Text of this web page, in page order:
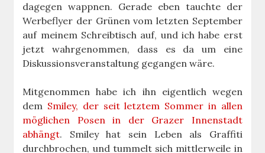
dagegen wappnen. Gerade eben tauchte der
Werbeflyer der Grünen vom letzten September
auf meinem Schreibtisch auf, und ich habe erst
jetzt wahrgenommen, dass es da um eine
Diskussionsveranstaltung gegangen wäre.
Mitgenommen habe ich ihn eigentlich wegen
dem Smiley, der seit letztem Sommer in allen
möglichen Posen in der Grazer Innenstadt
abhängt. Smiley hat sein Leben als Graffiti
durchbrochen, und tummelt sich mittlerweile in